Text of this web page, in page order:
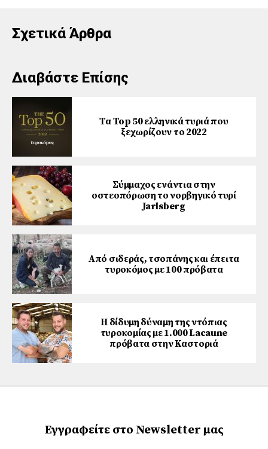
Σχετικά Άρθρα
Διαβάστε Επίσης
Τα Top 50 ελληνικά τυριά που
ξεχωρίζουν το 2022
Σύμμαχος ενάντια στην
οστεοπόρωση το νορβηγικό τυρί
Jarlsberg
Από σιδεράς, τσοπάνης και έπειτα
τυροκόμος με 100 πρόβατα
Η δίδυμη δύναμη της ντόπιας
τυροκομίας με 1.000 Lacaune
πρόβατα στην Καστοριά
Εγγραφείτε στο Newsletter μας